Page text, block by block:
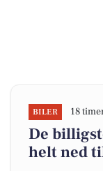
BILER 18
De
helt ned